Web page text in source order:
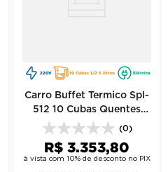
220V 10 Cubas 1/2 6 litros Elétrica
Carro Buffet Termico Spl-
512 10 Cubas Quentes
220V - Spolu
(0)
R$ 3.353,80
à vista com 10% de desconto no PIX